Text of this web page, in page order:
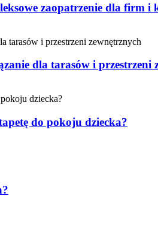
zaopatrzenie dla firm i
dla tarasów i przestrzeni
do pokoju dziecka?